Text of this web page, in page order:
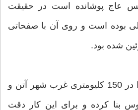
عاج پوشانده است در حقیقت
بوده است و روی آن با صفحاتی
شده بود.
فیدیاس این تندیس را در 150 کلیومتری غرب شهر آتن و
بنا کرده و برای این کار دقت